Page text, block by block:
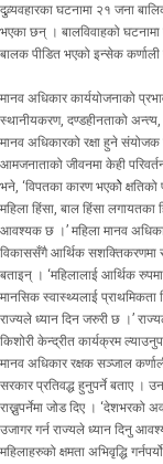
दुव्र्यवहारका घटनामा २१ जना
भएका छन् । बालविवाहको घटनामा
बालक पीडित भएको इन्सेक
मानव अधिकार कार्ययोजनाको
स्थानीयकरण, दण्डहीनताको
मानव अधिकारको रक्षा हुने
आमजनाताको जीवनमा केही
भने, ‘विपतका कारण भएकोे क्षतिको
महिला हिंसा, बाल हिंसा लगायतका
आवश्यक छ ।’ महिला मानव
विकाससँगै आर्थिक सशक्तिकरणमा
बताइन् । ‘महिलालाई आर्थिक
मानसिक स्वास्थ्यलाई प्राथमिकता
राज्यले ध्यान दिन जरुरी छ ।’
किशोरी केन्द्रीत कार्यक्रम
मानव अधिकार रक्षक सञ्जाल
सरकार प्रतिवद्ध हुनुपर्ने बताए ।
राख्नुपर्नेमा जोड दिए । ‘देशभरको
उजागर गर्न राज्यले ध्यान दिनु
महिलाहरुको क्षमता अभिवृद्धि